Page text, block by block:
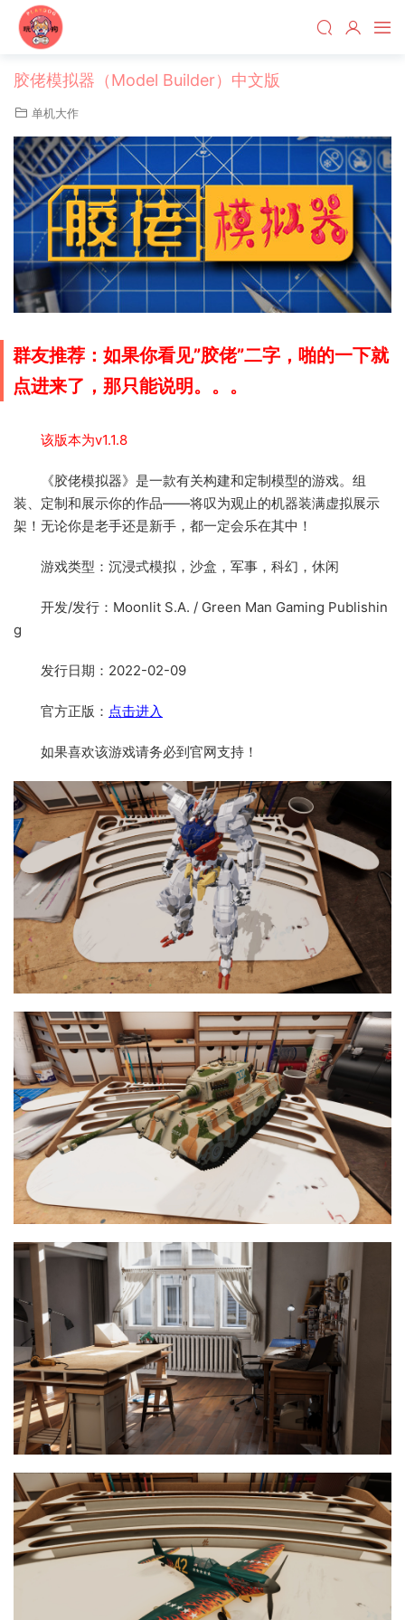
胶佬模拟器（Model Builder）中文版
单机大作
群友推荐：如果你看见”胶佬”二字，啪的一下就
点进来了，那只能说明。。。
该版本为v1.1.8
《胶佬模拟器》是一款有关构建和定制模型的游戏。组
装、定制和展示你的作品——将叹为观止的机器装满虚拟展示
架！无论你是老手还是新手，都一定会乐在其中！
游戏类型：沉浸式模拟，沙盒，军事，科幻，休闲
开发/发行：Moonlit S.A. / Green Man Gaming Publishin
g
发行日期：2022-02-09
官方正版： 点击进入
如果喜欢该游戏请务必到官网支持！